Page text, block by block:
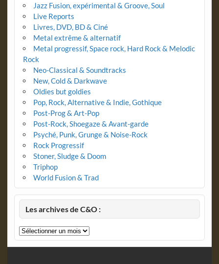
Jazz Fusion, expérimental & Groove, Soul
Live Reports
Livres, DVD, BD & Ciné
Metal extrême & alternatif
Metal progressif, Space rock, Hard Rock & Melodic
Rock
Neo-Classical & Soundtracks
New, Cold & Darkwave
Oldies but goldies
Pop, Rock, Alternative & Indie, Gothique
Post-Prog & Art-Pop
Post-Rock, Shoegaze & Avant-garde
Psyché, Punk, Grunge & Noise-Rock
Rock Progressif
Stoner, Sludge & Doom
Triphop
World Fusion & Trad
Les archives de C&O :
Les
archives